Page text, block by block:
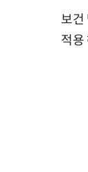
보건
적용